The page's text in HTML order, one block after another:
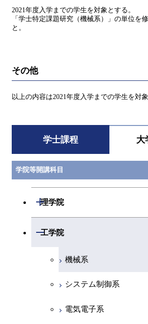
2021年度入学までの学生を対象とする。
「学⼠特定課題研究（機械系）」の単位を
と。
その他
以上の内容は2021年度入学までの学生を対
学士課程 大
学院等開講科目
理学院
開閉
物理学系
地球惑星科学系
工学院
開閉
機械系
システム制御系
電気電子系